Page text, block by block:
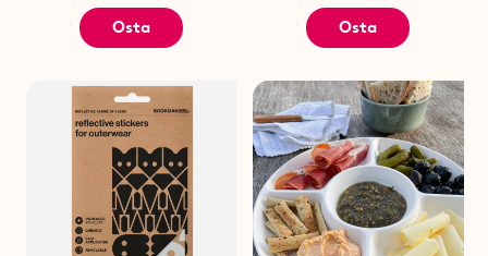
Osta Osta